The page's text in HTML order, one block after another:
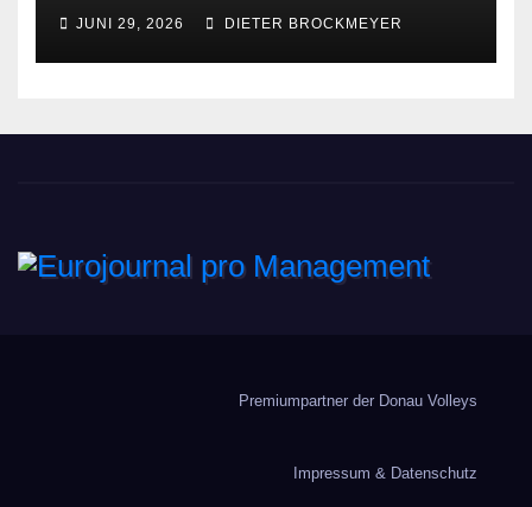
JUNI 29, 2026 DIETER BROCKMEYER
Premiumpartner der Donau Volleys
Impressum & Datenschutz